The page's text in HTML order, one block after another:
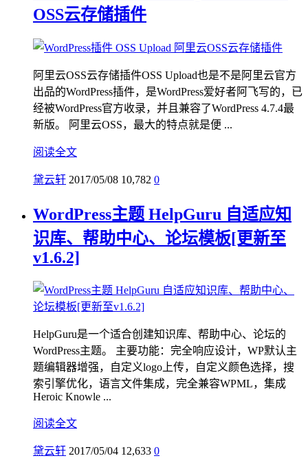
OSS云存储插件
阿里云OSS云存储插件OSS Upload也是不是阿里云官方
出品的WordPress插件，是WordPress爱好者阿飞写的，已
经被WordPress官方收录，并且兼容了WordPress 4.7.4最
新版。 阿里云OSS，最大的特点就是便 ...
阅读全文
黛云轩 2017/05/08 10,782 0
WordPress主题 HelpGuru 自适应知
识库、帮助中心、论坛模板[更新至
v1.6.2]
HelpGuru是一个适合创建知识库、帮助中心、论坛的
WordPress主题。 主要功能：完全响应设计，WP默认主
题编辑器增强，自定义logo上传，自定义颜色选择，搜
索引擎优化，语言文件集成，完全兼容WPML，集成
Heroic Knowle ...
阅读全文
黛云轩 2017/05/04 12,633 0